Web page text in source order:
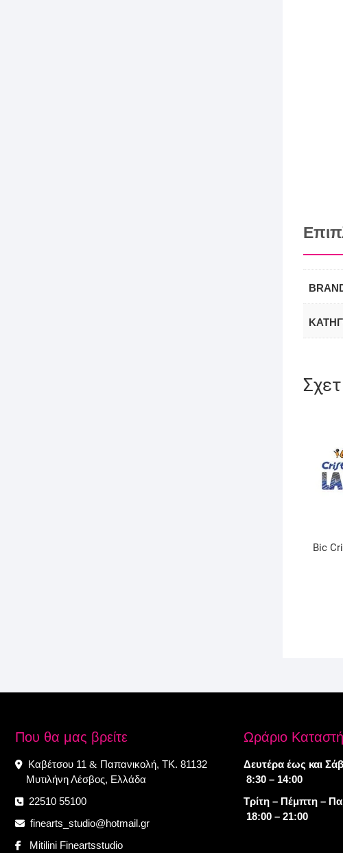
Bic
Που θα μας βρείτε
Καβέτσου 11 & Παπανικολή, ΤΚ. 81132
Μυτιλήνη Λέσβος, Ελλάδα
22510 55100
finearts_studio@hotmail.gr
Mitilini Fineartsstudio
Ωράριο
Δευτέρα έως και
8:30 – 14:00
Τρίτη – Πέμπτη –
18:00 – 21:00